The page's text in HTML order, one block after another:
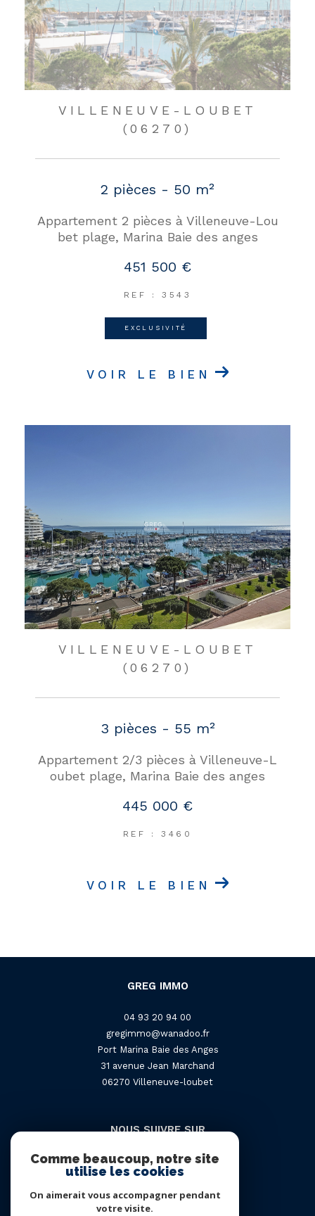
VILLENEUVE-LOUBET
(06270)
2 pièces - 50 m²
Appartement 2 pièces à Villeneuve-Lou
bet plage, Marina Baie des anges
451 500 €
REF : 3543
EXCLUSIVITÉ
VOIR LE BIEN
VILLENEUVE-LOUBET
(06270)
3 pièces - 55 m²
Appartement 2/3 pièces à Villeneuve-L
oubet plage, Marina Baie des anges
445 000 €
REF : 3460
VOIR LE BIEN
GREG IMMO
04 93 20 94 00
gregimmo@wanadoo.fr
Port Marina Baie des Anges
31 avenue Jean Marchand
06270
villeneuve-loubet
NOUS SUIVRE SUR
Comme beaucoup, notre site
utilise les cookies
On aimerait vous accompagner pendant
votre visite.